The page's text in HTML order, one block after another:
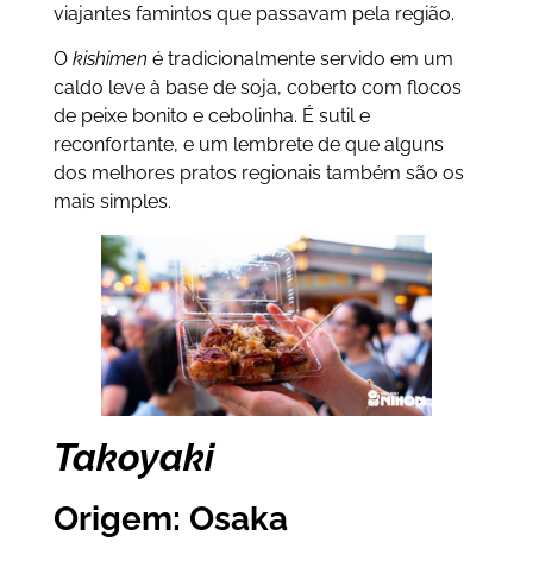
viajantes famintos que passavam pela região.
O kishimen é tradicionalmente servido em um
caldo leve à base de soja, coberto com flocos
de peixe bonito e cebolinha. É sutil e
reconfortante, e um lembrete de que alguns
dos melhores pratos regionais também são os
mais simples.
Takoyaki
Origem: Osaka